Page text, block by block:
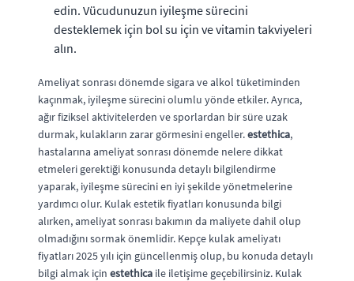
edin. Vücudunuzun iyileşme sürecini
desteklemek için bol su için ve vitamin takviyeleri
alın.
Ameliyat sonrası dönemde sigara ve alkol tüketiminden
kaçınmak, iyileşme sürecini olumlu yönde etkiler. Ayrıca,
ağır fiziksel aktivitelerden ve sporlardan bir süre uzak
durmak, kulakların zarar görmesini engeller.estethica,
hastalarına ameliyat sonrası dönemde nelere dikkat
etmeleri gerektiği konusunda detaylı bilgilendirme
yaparak, iyileşme sürecini en iyi şekilde yönetmelerine
yardımcı olur. Kulak estetik fiyatları konusunda bilgi
alırken, ameliyat sonrası bakımın da maliyete dahil olup
olmadığını sormak önemlidir. Kepçe kulak ameliyatı
fiyatları 2025 yılı için güncellenmiş olup, bu konuda detaylı
bilgi almak için estethica ile iletişime geçebilirsiniz. Kulak